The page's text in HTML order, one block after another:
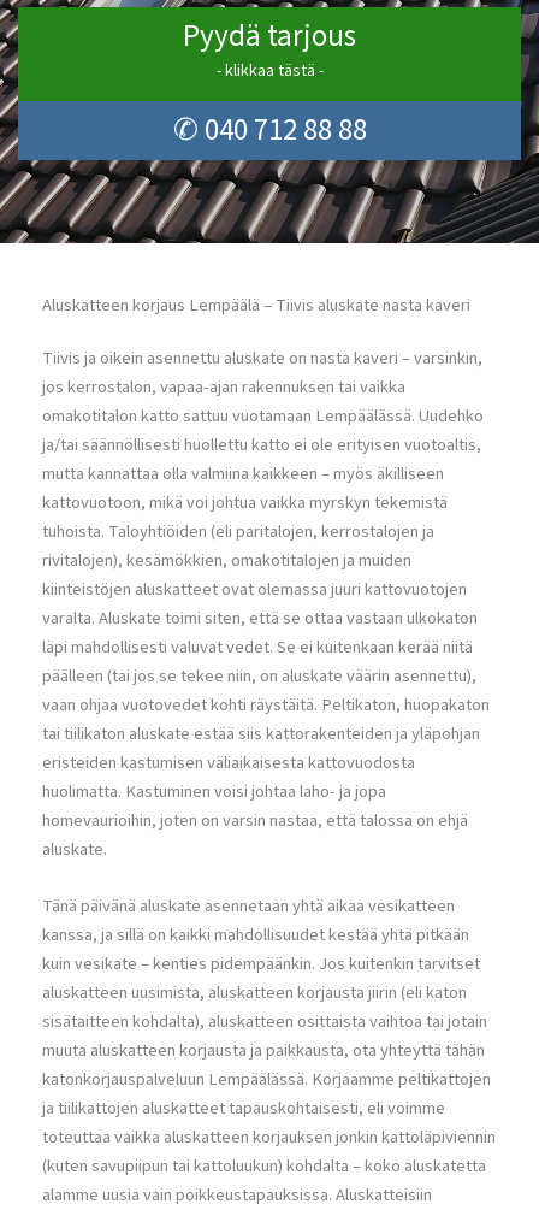
Pyydä tarjous
- klikkaa tästä -
✆ 040 712 88 88
Aluskatteen korjaus Lempäälä – Tiivis aluskate nasta kaveri
Tiivis ja oikein asennettu aluskate on nasta kaveri – varsinkin,
jos kerrostalon, vapaa-ajan rakennuksen tai vaikka
omakotitalon katto sattuu vuotamaan Lempäälässä. Uudehko
ja/tai säännöllisesti huollettu katto ei ole erityisen vuotoaltis,
mutta kannattaa olla valmiina kaikkeen – myös äkilliseen
kattovuotoon, mikä voi johtua vaikka myrskyn tekemistä
tuhoista. Taloyhtiöiden (eli paritalojen, kerrostalojen ja
rivitalojen), kesämökkien, omakotitalojen ja muiden
kiinteistöjen aluskatteet ovat olemassa juuri kattovuotojen
varalta. Aluskate toimi siten, että se ottaa vastaan ulkokaton
läpi mahdollisesti valuvat vedet. Se ei kuitenkaan kerää niitä
päälleen (tai jos se tekee niin, on aluskate väärin asennettu),
vaan ohjaa vuotovedet kohti räystäitä. Peltikaton, huopakaton
tai tiilikaton aluskate estää siis kattorakenteiden ja yläpohjan
eristeiden kastumisen väliaikaisesta kattovuodosta
huolimatta. Kastuminen voisi johtaa laho- ja jopa
homevaurioihin, joten on varsin nastaa, että talossa on ehjä
aluskate.
Tänä päivänä aluskate asennetaan yhtä aikaa vesikatteen
kanssa, ja sillä on kaikki mahdollisuudet kestää yhtä pitkään
kuin vesikate – kenties pidempäänkin. Jos kuitenkin tarvitset
aluskatteen uusimista, aluskatteen korjausta jiirin (eli katon
sisätaitteen kohdalta), aluskatteen osittaista vaihtoa tai jotain
muuta aluskatteen korjausta ja paikkausta, ota yhteyttä tähän
katonkorjauspalveluun Lempäälässä. Korjaamme peltikattojen
ja tiilikattojen aluskatteet tapauskohtaisesti, eli voimme
toteuttaa vaikka aluskatteen korjauksen jonkin kattoläpiviennin
(kuten savupiipun tai kattoluukun) kohdalta – koko aluskatetta
alamme uusia vain poikkeustapauksissa. Aluskatteisiin